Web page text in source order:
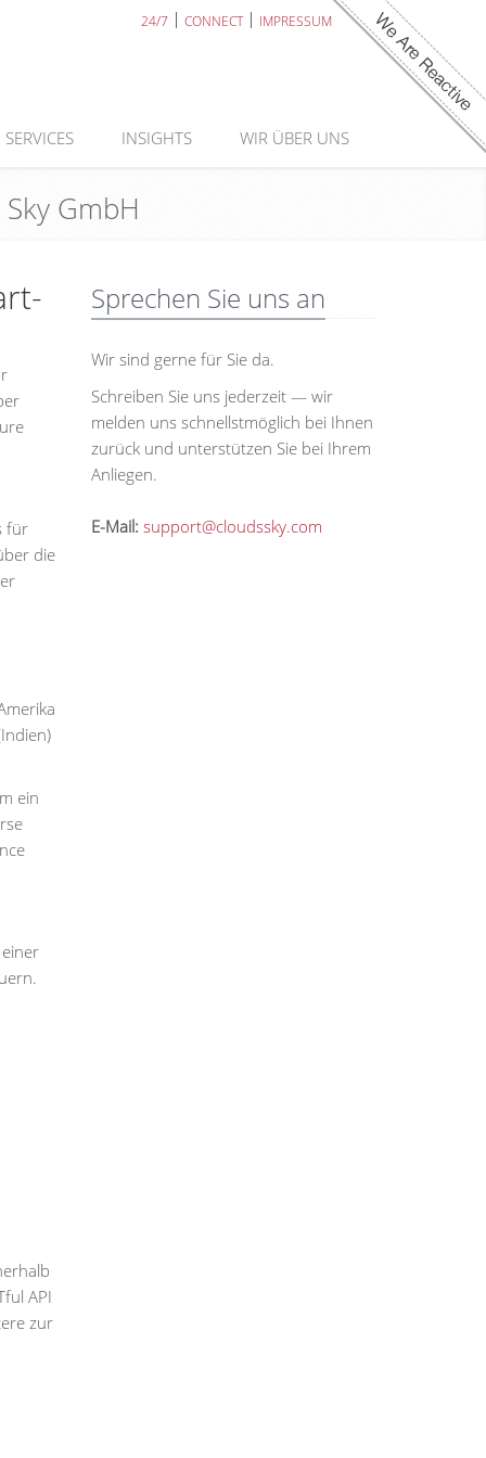
24/7 CONNECT IMPRESSUM
SERVICES INSIGHTS WIR ÜBER UNS
GmbH
für
die
ein
API
zur
Sprechen Sie uns an
Wir sind gerne für Sie da.
Schreiben Sie uns jederzeit — wir
melden uns schnellstmöglich bei Ihnen
zurück und unterstützen Sie bei Ihrem
Anliegen.
E-Mail: support@cloudssky.com